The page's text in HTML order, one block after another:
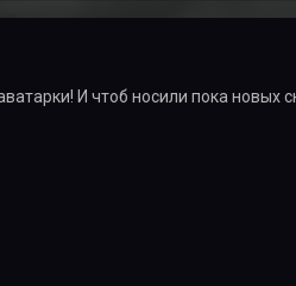
И чтоб носили пока новых